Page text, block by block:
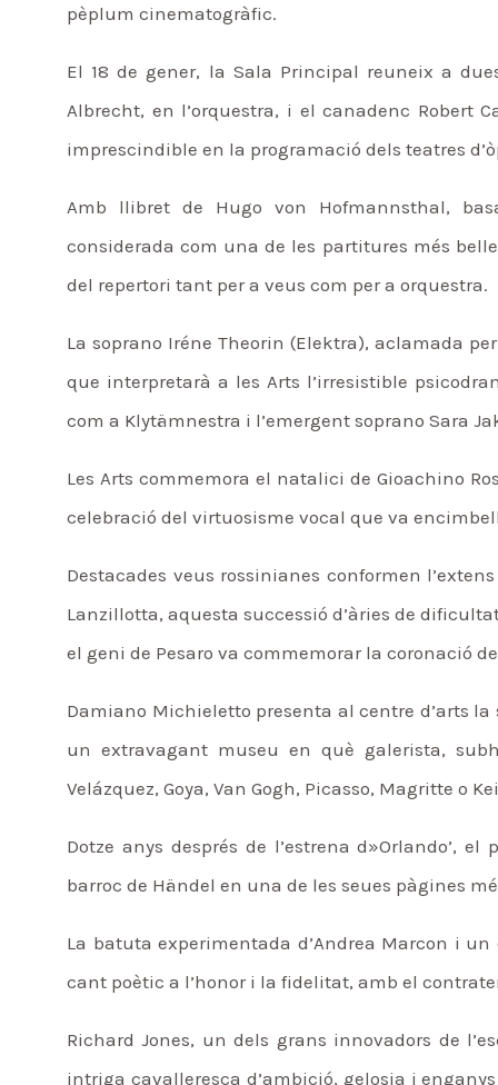
pèplum cinematogràfic.
El 18 de gener, la Sala Principal reuneix a
Albrecht, en l’orquestra, i el canadenc Robert
imprescindible en la programació dels teatres
Amb llibret de Hugo von Hofmannsthal,
considerada com una de les partitures més
del repertori tant per a veus com per a orquestra.
La soprano Iréne Theorin (Elektra), aclamada
que interpretarà a les Arts l’irresistible
com a Klytämnestra i l’emergent soprano Sara
Les Arts commemora el natalici de Gioachino
celebració del virtuosisme vocal que va
Destacades veus rossinianes conformen
Lanzillotta, aquesta successió d’àries de
el geni de Pesaro va commemorar la coronació
Damiano Michieletto presenta al centre d’arts
un extravagant museu en què galerista,
Velázquez, Goya, Van Gogh, Picasso, Magritte o
Dotze anys després de l’estrena d»Orlando’,
barroc de Händel en una de les seues pàgines
La batuta experimentada d’Andrea Marcon i
cant poètic a l’honor i la fidelitat, amb el
Richard Jones, un dels grans innovadors de
intriga cavalleresca d’ambició, gelosia i